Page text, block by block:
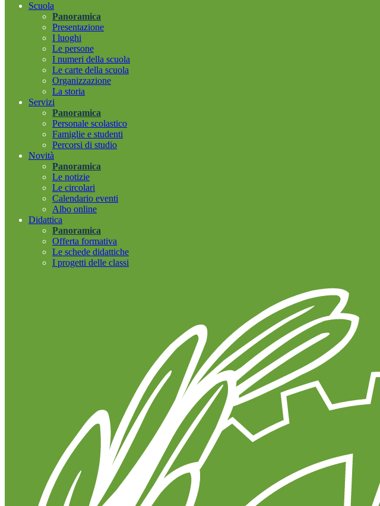
Scuola
Panoramica
Presentazione
I luoghi
Le persone
I numeri della scuola
Le carte della scuola
Organizzazione
La storia
Servizi
Panoramica
Personale scolastico
Famiglie e studenti
Percorsi di studio
Novità
Panoramica
Le notizie
Le circolari
Calendario eventi
Albo online
Didattica
Panoramica
Offerta formativa
Le schede didattiche
I progetti delle classi